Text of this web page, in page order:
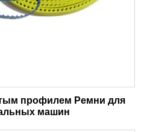
профилем Ремни для
машин